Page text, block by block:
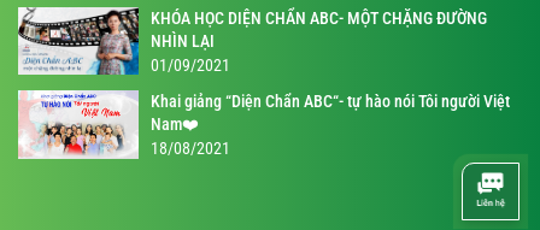
KHÓA HỌC DIỆN CHẨN ABC- MỘT CHẶNG ĐƯỜNG
NHÌN LẠI
01/09/2021
Khai giảng “Diện Chẩn ABC“- tự hào nói Tôi người Việt
Nam❤️
18/08/2021